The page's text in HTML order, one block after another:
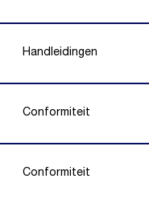
Handleidingen
Conformiteit
Conformiteit